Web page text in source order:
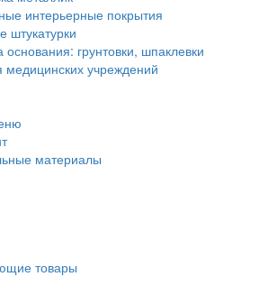
интерьерные покрытия
штукатурки
основания: грунтовки, шпаклевки
медицинских учреждений
материалы
товары